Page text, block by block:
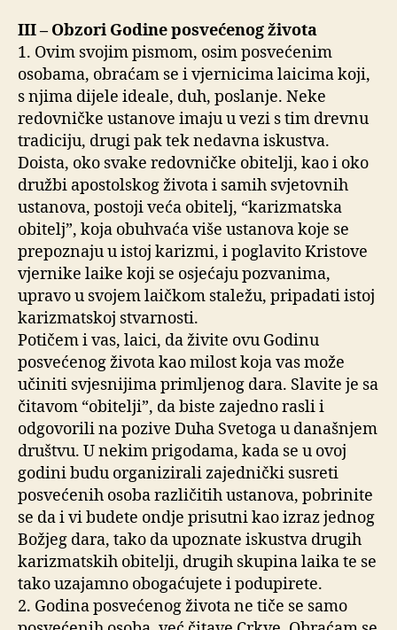
III – Obzori Godine posvećenog života
1. Ovim svojim pismom, osim posvećenim
osobama, obraćam se i vjernicima laicima koji,
s njima dijele ideale, duh, poslanje. Neke
redovničke ustanove imaju u vezi s tim drevnu
tradiciju, drugi pak tek nedavna iskustva.
Doista, oko svake redovničke obitelji, kao i oko
družbi apostolskog života i samih svjetovnih
ustanova, postoji veća obitelj, “karizmatska
obitelj”, koja obuhvaća više ustanova koje se
prepoznaju u istoj karizmi, i poglavito Kristove
vjernike laike koji se osjećaju pozvanima,
upravo u svojem laičkom staležu, pripadati istoj
karizmatskoj stvarnosti.
Potičem i vas, laici, da živite ovu Godinu
posvećenog života kao milost koja vas može
učiniti svjesnijima primljenog dara. Slavite je sa
čitavom “obitelji”, da biste zajedno rasli i
odgovorili na pozive Duha Svetoga u današnjem
društvu. U nekim prigodama, kada se u ovoj
godini budu organizirali zajednički susreti
posvećenih osoba različitih ustanova, pobrinite
se da i vi budete ondje prisutni kao izraz jednog
Božjeg dara, tako da upoznate iskustva drugih
karizmatskih obitelji, drugih skupina laika te se
tako uzajamno obogaćujete i podupirete.
2. Godina posvećenog života ne tiče se samo